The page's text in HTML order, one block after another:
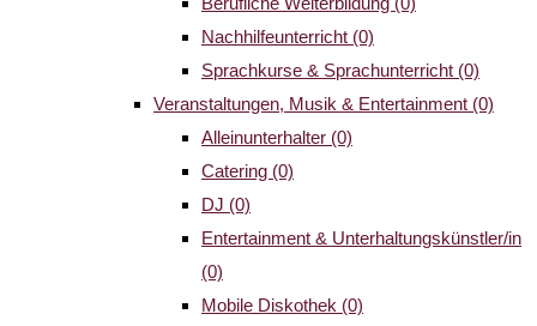
Nachhilfeunterricht (0)
Sprachkurse & Sprachunterricht (0)
Veranstaltungen, Musik & Entertainment (0)
Alleinunterhalter (0)
Catering (0)
DJ (0)
Entertainment & Unterhaltungskünstler/in
(0)
Mobile Diskothek (0)